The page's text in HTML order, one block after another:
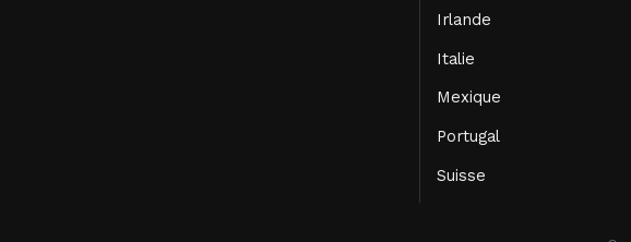
Irlande
Italie
Mexique
Portugal
Suisse